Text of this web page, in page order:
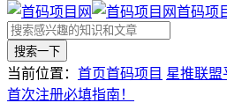
首码项
搜索一下
当前位置： 首页首码项目 星推联盟
首次注册必填指南！